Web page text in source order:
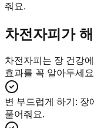
줘요.
차전자피가
차전자피는 장 건강
효과를 꼭 알아두세
변 부드럽게 하기 : 장
풀어줘요.